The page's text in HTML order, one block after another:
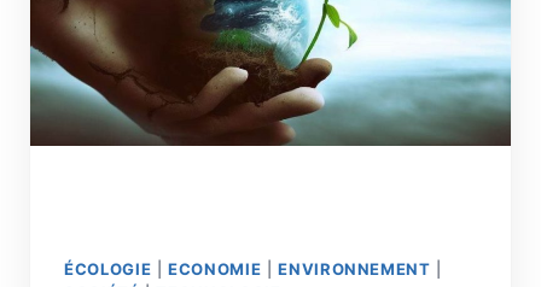
POINTE
EN
MODERNISANT
L’HÔPITAL
ÉCOLOGIE |ECONOMIE |ENVIRONNEMENT